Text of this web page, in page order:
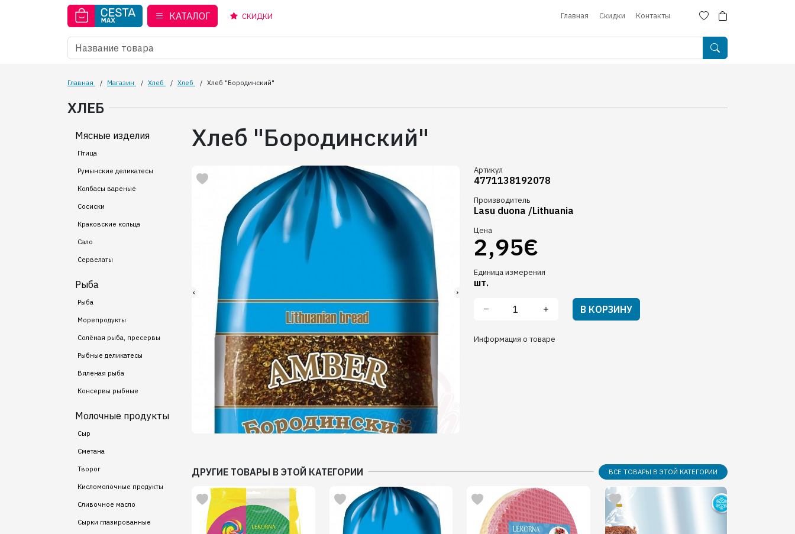
КАТАЛОГ СКИДКИ Главная Скидки Контакты
Главная / Магазин / Хлеб / Хлеб / Хлеб "Бородинский"
ХЛЕБ
Мясные изделия
Птица
Румынские деликатесы
Колбасы вареные
Сосиски
Краковские кольца
Сало
Сервелаты
Рыба
Рыба
Морепродукты
Солёная рыба, пресервы
Рыбные деликатесы
Вяленая рыба
Консервы рыбные
Молочные продукты
Сыр
Сметана
Творог
Кисломолочные продукты
Сливочное масло
Сырки глазированные
Хлеб "Бородинский"
Артикул
4771138192078
Производитель
Lasu duona /Lithuania
Цена
2,95€
Единица измерения
шт.
В КОРЗИНУ
Информация о товаре
ДРУГИЕ ТОВАРЫ В ЭТОЙ КАТЕГОРИИ ВСЕ ТОВАРЫ В ЭТОЙ КАТЕГОРИИ